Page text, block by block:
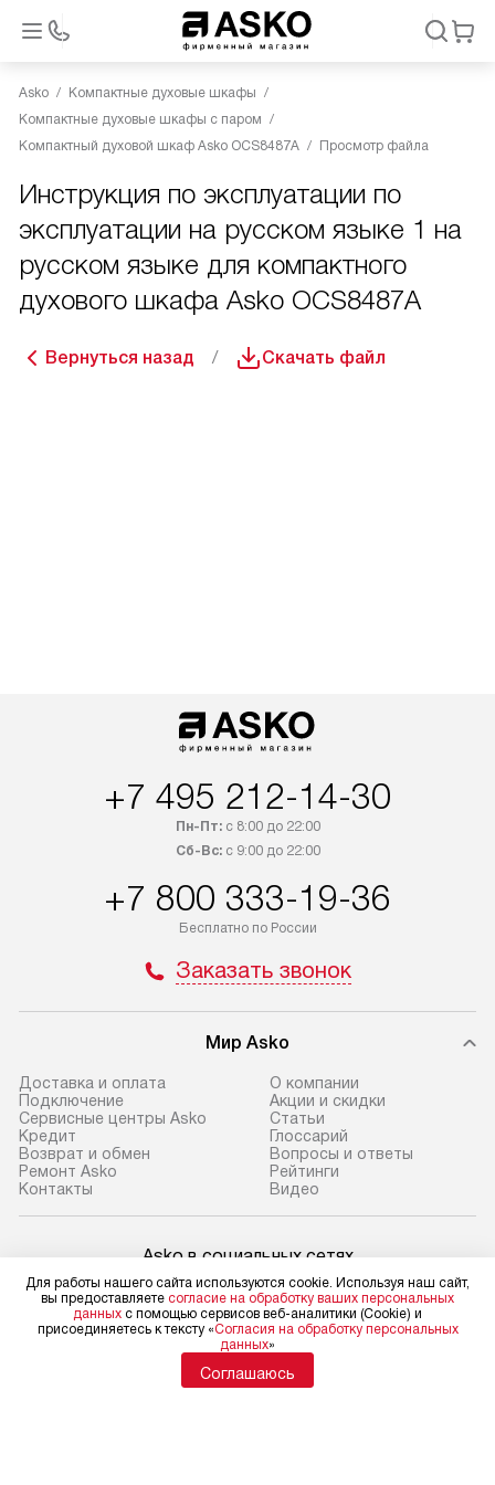
Asko
Компактные духовые шкафы
Компактные духовые шкафы с паром
Компактный духовой шкаф Asko OCS8487A
Просмотр файла
Инструкция по эксплуатации по
эксплуатации на русском языке 1 на
русском языке для компактного
духового шкафа Asko OCS8487A
Вернуться назад Скачать файл
+7 495 212-14-30
Пн-Пт:с 8:00 до 22:00
Сб-Вс:с 9:00 до 22:00
+7 800 333-19-36
Бесплатно по России
Заказать звонок
Мир Asko
Доставка и оплата
Подключение
Сервисные центры Asko
Кредит
Возврат и обмен
Ремонт Asko
Контакты
О компании
Акции и скидки
Статьи
Глоссарий
Вопросы и ответы
Рейтинги
Видео
Asko в социальных сетях
Для физических лиц
shop@asko-russia.ru
Для юридических лиц
Для работы нашего сайта используются cookie. Используя наш сайт,
вы предоставляете согласие на обработку ваших персональных
данных с помощью сервисов веб-аналитики (Cookie) и
присоединяетесь к тексту «Согласия на обработку персональных
данных»
Соглашаюсь